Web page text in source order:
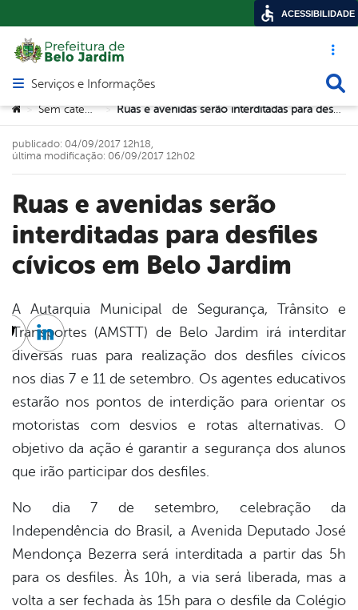
Acesso
Abrir menu principal de navegação
Serviços e Informações
Você está aqui:
> Sem categoria > Ruas e avenidas serão interditadas para desfiles cívicos em Belo Jardim
Ruas e avenidas serão
interditadas para desfiles
cívicos em Belo Jardim
publicado: 04/09/2017 12h18,
última modificação: 06/09/2017 12h02
A Autarquia Municipal de Segurança, Trânsito e
Transportes (AMSTT) de Belo Jardim irá interditar
diversas ruas para realização dos desfiles cívicos
nos dias 7 e 11 de setembro. Os agentes educativos
estarão nos pontos de interdição para orientar os
motoristas com desvios e rotas alternativas. O
objetivo da ação é garantir a segurança dos alunos
que irão participar dos desfiles.
No dia 7 de setembro, celebração da
Independência do Brasil, a Avenida Deputado José
Mendonça Bezerra será interditada a partir das 5h
para os desfiles. Às 10h, a via será liberada, mas a
volta a ser fechada às 15h para o desfile da Colégio
TwitterLinkedin
ACESSIBILIDADE